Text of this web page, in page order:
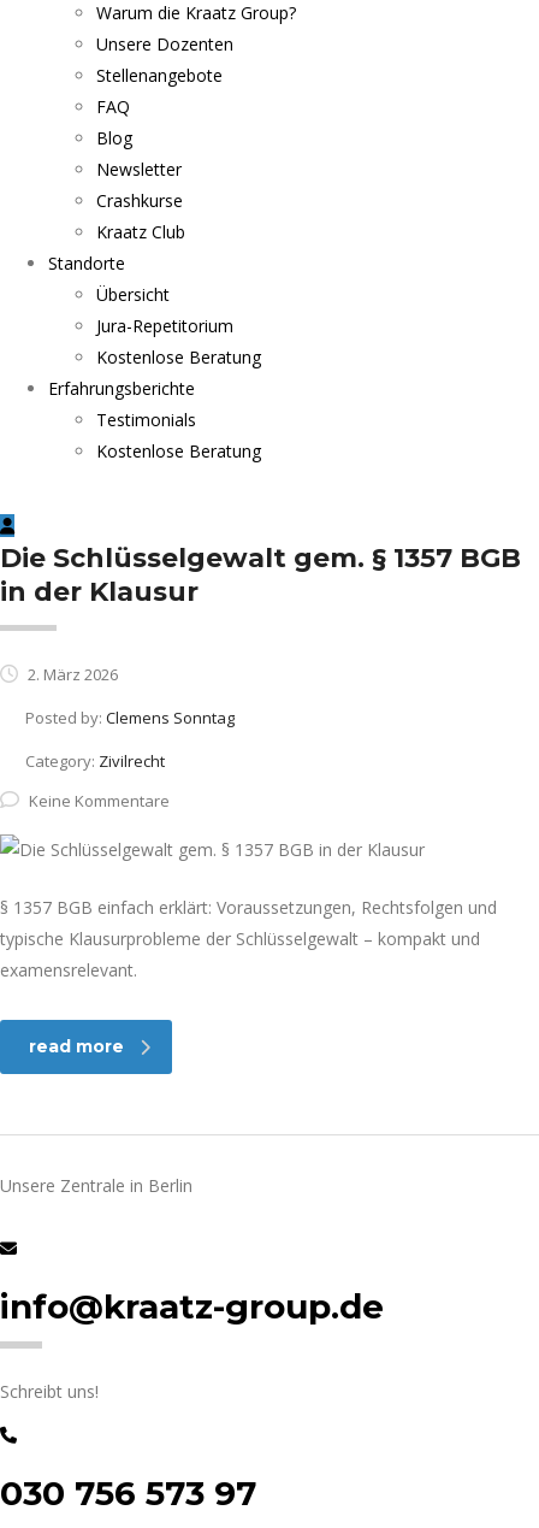
Warum die Kraatz Group?
Unsere Dozenten
Stellenangebote
FAQ
Blog
Newsletter
Crashkurse
Kraatz Club
Standorte
Übersicht
Jura-Repetitorium
Kostenlose Beratung
Erfahrungsberichte
Testimonials
Kostenlose Beratung
Die Schlüsselgewalt gem. § 1357 BGB
in der Klausur
2. März 2026
Posted by: Clemens Sonntag
Category: Zivilrecht
Keine Kommentare
§ 1357 BGB einfach erklärt: Voraussetzungen, Rechtsfolgen und
typische Klausurprobleme der Schlüsselgewalt – kompakt und
examensrelevant.
read more
Unsere Zentrale in Berlin
info@kraatz-group.de
Schreibt uns!
030 756 573 97